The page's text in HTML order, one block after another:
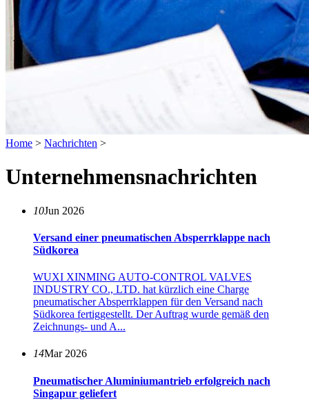
Home > Nachrichten >
Unternehmensnachrichten
10Jun 2026
Versand einer pneumatischen Absperrklappe nach
Südkorea
WUXI XINMING AUTO-CONTROL VALVES
INDUSTRY CO., LTD. hat kürzlich eine Charge
pneumatischer Absperrklappen für den Versand nach
Südkorea fertiggestellt. Der Auftrag wurde gemäß den
Zeichnungs- und A...
14Mar 2026
Pneumatischer Aluminiumantrieb erfolgreich nach
Singapur geliefert